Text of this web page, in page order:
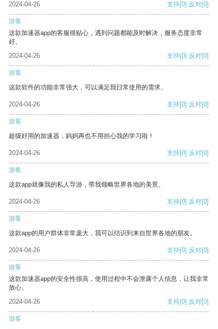
2024-04-26
支持[0] 反对[0]
游客
这款加速器app的客服很贴心，遇到问题都能及时解决，服务态度非常
好。
2024-04-26
支持[0] 反对[0]
游客
这款软件的功能非常强大，可以满足我日常使用的需求。
2024-04-26 支持[0] 反对[0]
游客
超级好用的加速器，妈妈再也不用担心我的学习啦！
2024-04-26 支持[0] 反对[0]
游客
这款app就像我的私人导游，带我领略世界各地的美景。
2024-04-26 支持[0] 反对[0]
游客
这款app的用户群体非常庞大，我可以结识到来自世界各地的朋友。
2024-04-26 支持[0] 反对[0]
游客
这款加速器app的安全性很高，使用过程中不会泄露个人信息，让我非常
放心。
2024-04-26
支持[0] 反对[0]
游客